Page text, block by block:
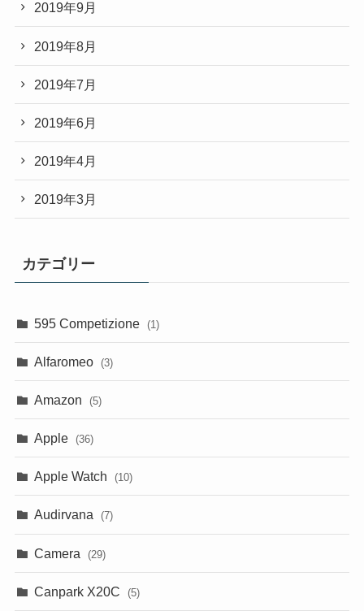
2019年9月
2019年8月
2019年7月
2019年6月
2019年4月
2019年3月
カテゴリー
595 Competizione (1)
Alfaromeo (3)
Amazon (5)
Apple (36)
Apple Watch (10)
Audirvana (7)
Camera (29)
Canpark X20C (5)